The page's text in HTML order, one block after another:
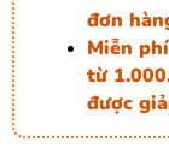
đơn
Miễn
từ
được